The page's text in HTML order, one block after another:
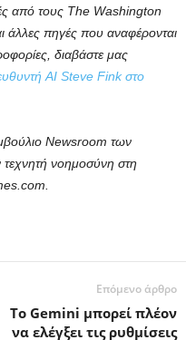
από τους The Washington
άλλες πηγές που αναφέρονται
διαβάστε μας
AI Steve Fink στο
Newsroom των
νοημοσύνη στη
Επόμενο άρθρο
Το Gemini μπορεί πλέον
να ελέγξει τις ρυθμίσεις